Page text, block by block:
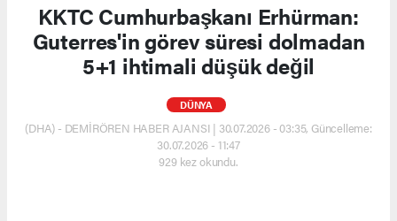
KKTC Cumhurbaşkanı Erhürman:
Guterres'in görev süresi dolmadan
5+1 ihtimali düşük değil
DÜNYA
(DHA) - DEMİRÖREN HABER AJANSI | 30.07.2026 - 03:35, Güncelleme:
30.07.2026 - 11:47
929 kez okundu.